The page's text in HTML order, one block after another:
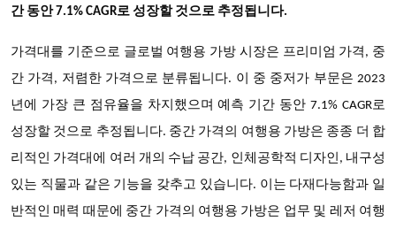
간 동안 7.1% CAGR로 성장할 것으로 추정됩니다.
가격대를 기준으로 글로벌 여행용 가방 시장은 프리미엄 가격, 중
간 가격, 저렴한 가격으로 분류됩니다. 이 중 중저가 부문은 2023
년에 가장 큰 점유율을 차지했으며 예측 기간 동안 7.1% CAGR로
성장할 것으로 추정됩니다. 중간 가격의 여행용 가방은 종종 더 합
리적인 가격대에 여러 개의 수납 공간, 인체공학적 디자인, 내구성
있는 직물과 같은 기능을 갖추고 있습니다. 이는 다재다능함과 일
반적인 매력 때문에 중간 가격의 여행용 가방은 업무 및 레저 여행